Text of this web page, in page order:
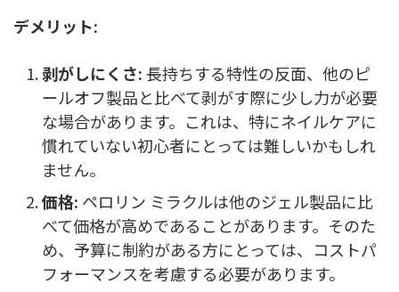
デメリット:
剥がしにくさ:長持ちする特性の反面、他のピ
ールオフ製品と比べて剥がす際に少し力が必要
な場合があります。これは、特にネイルケアに
慣れていない初心者にとっては難しいかもしれ
ません。
価格: ペロリン ミラクルは他のジェル製品に比
べて価格が高めであることがあります。そのた
め、予算に制約がある方にとっては、コストパ
フォーマンスを考慮する必要があります。